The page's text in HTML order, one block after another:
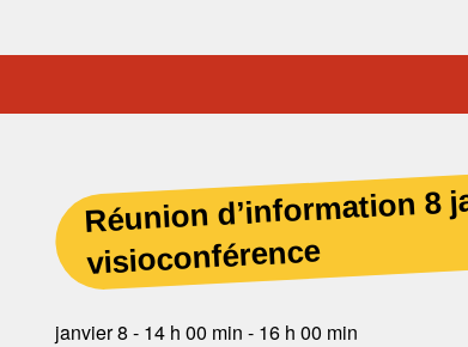
Réunion d’information 8
visioconférence
janvier 8 - 14 h 00 min - 16 h 00 min